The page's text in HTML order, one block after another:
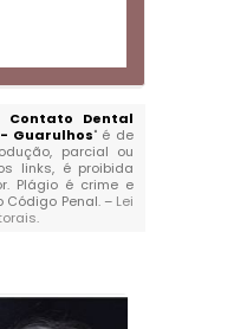
Contato Dental
Guarulhos" é de
parcial ou
links, é proibida
Plágio é crime e
Código Penal. – Lei
.